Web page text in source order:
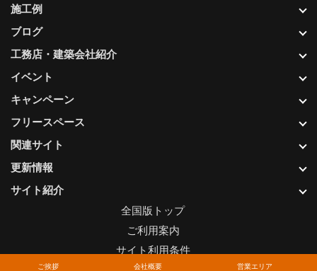
ご挨拶 会社概要 営業エリア
更新情報
サイト紹介
施工例
ブログ
工務店・建築会社紹介
イベント
キャンペーン
フリースペース
関連サイト
全国版トップ
ご利用案内
サイト利用条件